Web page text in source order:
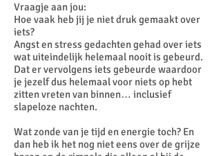
Vraagje aan jou:
Hoe vaak heb jij je niet druk gemaakt over
iets?
Angst en stress gedachten gehad over iets
wat uiteindelijk helemaal nooit is gebeurd.
Dat er vervolgens iets gebeurde waardoor
je jezelf dus helemaal voor niets op hebt
zitten vreten van binnen… inclusief
slapeloze nachten.
Wat zonde van je tijd en energie toch? En
dan heb ik het nog niet eens over de grijze